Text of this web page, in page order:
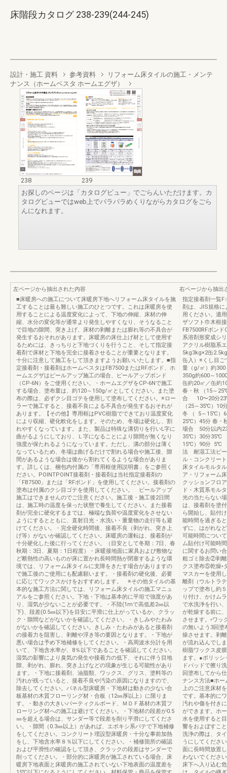
床階段カタログ 238-239(244-245)
設計・施工 資料 参考資料
リフォーム床タイルの施工・メンテ
ナンス（ホームベスタ ホームエグザ）
238
239
お探しのページは「カタログビュー」でごらんいただけます。カ
タログビューではweb上でパラパラめくりながらカタログをごら
んになれます。
左ページから抽出された内容
■床暖房への施工について床暖房下地へリフォーム床タイルを施
工することは最も難しい施工のひとつです。これは床暖房を使
用することによる温度変化によって、下地の伸縮、床材の伸
縮、水分の変化等が通常より発生しやすくなり、そうなること
で目地の隙間、突き上げ、床材の剥離または膨れ等の不具合が
発生するおそれがあります。床暖房の床仕上げ材として使用す
るためには、きっちりと下地づくりを行うこと、そして指定接
着剤で床材と下地を完全に接着させることが重要となります。
十分に注意して施工をして頂きますようお願いいたします。■指
定接着剤・接着剤はホームベスタはFB7500またはRFボンド、ホ
ームエグザはピールアップ施工の場合、ピールアップボンド
（CP-6N）をご使用ください。・ホームエグザをCP-6Nで施工
する場合、塗布量は、約120～150g/㎡としてください。また塗
布の際は、必ずクシ目ゴテを使用して塗布してください。※ロー
ラーで施工すると、接着不良による不具合が発生するおそれが
あります。【その他】専用框はPVC樹脂でできており温度変化
により収縮、硬化軟化をします。そのため、冬場は硬化し、割
れやすくなっています。また、製品は特殊な溝切りを行いL字に
曲がるようにしており、Ｌ字になることにより隙間が無くなり
強度が保たれるようになっています。ただし、溝の部分は薄く
なっているため、冬場は曲げるだけで割れる場合や施工後、隙
間があるような場合は後から割れてくるような場合がありま
す。詳しくは、梱包内付属の「専用框使用説明書」をご参照く
ださい。POINTPOINT接着剤・接着剤は当社指定接着剤の
「FB7500」または「RFボンド」を使用してください。接着剤の
塗布は付属のクシ目ゴテを使用してください。 ピールアップ
施工はできませんのでご注意ください。施工後・施工後2日間
は、施工時の温度を保った状態で養生してください。また接着
剤が完全に硬化するまでは、極端な負荷や温度変化をさせない
ようにするとともに、直射日光・水洗い・重量物の走行等も避
けてください。・完全硬化時間後、接着不良（剥がれ、突き上
げ等）がないか確認してください。床暖房の運転は、接着剤が
十分硬化した後に行ってください。（目安として冬期：7日、春
秋期：3日、夏期：1日程度）・床暖接地面に家具および敷物な
ど断熱性の高いものが床に置かれ長時間熱が閉塞するような環
境では、リフォーム床タイルに支障をきたす場合がありますの
で施工後のご使用にも配慮願います。・接着剤の硬化後、必要
に応じてワックスかけをおすすめします。 ※その他タイルの基
本的な施工方法に関しては、リフォーム床タイルの施工マニュ
アルをご参照ください。下地・下地は基本的に平坦で強度があ
り、湿気が少ないことが必要です。・不陸(1mで高低差2㎜以
下)、段差(0.5㎜以下)を目安に平滑に仕上がっているか、クラッ
ク・隙間などがないかを確認してください。・きしみやたわみ
がないかを確認してください。きしみ・たわみがあると接着剤
の接着力を阻害し、剥離や浮き等の要因となります。・下地が
悪い場合は予め下地補修をしてください。・高周波水分計を用
いて、下地含水率が、8％以下であることを確認してください。
湿気の影響により臭気の発生や接着力の低下、それに伴う目地
隙、剥がれ、膨れ、突き上げなどの現象が生じる可能性があり
ます。・下地に接着剤、油脂類、ワックス、グリス、塗料等の
汚れが残っていると、接着不良や汚染の原因になりますので、
除去してください。パネル型床暖房・下地材は動きの少ない合
板基材の木質フローリング材・合板（12㎜厚以上）に限りま
す。・動きの大きいパーティクルボード、ＭＤＦ基材の木質フ
ローリング材への施工は避けてください。・下地材の段差が0.5
㎜を超える場合は、サンダー等で段差を削り平滑にしてくださ
い。・隙間（0.3㎜以上）があれば、エポキシ系パテで下地補修
をしてください。コンクリート埋設型床暖房・十分な事前加熱
をし、下地含水率８％以下にしてください。・補修箇所の確認
および平滑性の確認をして頂き、クラックの段差はサンダーで
削ってください。・部分的に床暖房が施工されている場合、床
暖房下地表面と床暖房の施工されていない下地表面の温度差を
右ページから抽出
指定接着剤一覧
剤は、JIS規格に
用ください。適
ザソフト巾木框
FB7500RFボン
系溶剤形変成シ
アクリル樹脂系
5kg3kg×2缶
缶入）※くし目ご
量（g/㎡）約300
350g約600～
缶約20㎡／缶約
春・秋 （15～
合 10〜20分
（25～35℃）10
冬 （ 5～15℃）
25℃）45分 春・
場合 50分以内
35℃）30分35℃
15℃）90分 5℃
法 耐湿工法ピ
ル・コンクリー
床タイルモルタ
ア・リフォーム
クッションフロ
ド・木質系モル
光の当たらない
は、接着剤を塗
ら開始し、貼付
能時間を過ぎる
ずに、はがれな
可能時間につい
ム貼付け可能時
に関するお問い
粗ゴミ除去②剥
クス塗布⑤乾燥◦
マスカーを使用
離剤（ウルトラ
ップで塗布し約
り付け、かけム
で水洗浄を行い
が乾燥する前に
させます。◦ワッ
の無いよう3回塗
燥させます。剥
が流れ込んでし
樹脂ワックス皮
ます。●ポリッ
ドバッドで擦り
回塗布してから
ナンス方法■ホー
上のご注意床材
です。基本的に
汚れや傷を付き
ができます。ホ
水を使用すると
響をおよぼすこ
洗浄の際は、タ
うにしてくださ
面に長時間放置
わないでくださ
床下へ入り込む